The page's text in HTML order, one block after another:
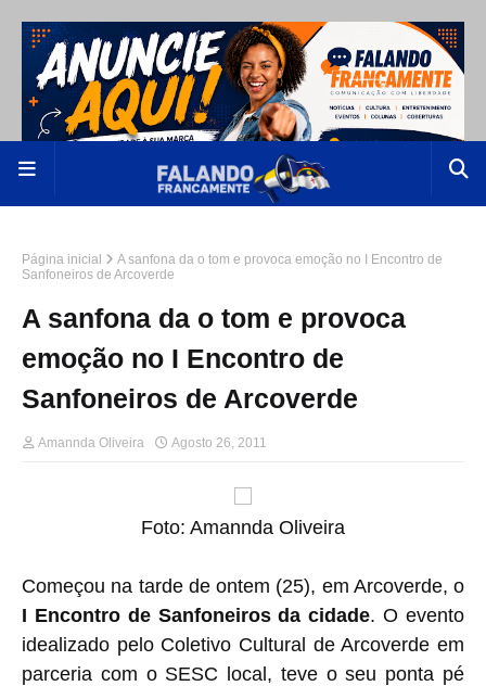
Página inicial
A sanfona da o tom e provoca emoção no I Encontro de
Sanfoneiros de Arcoverde
A sanfona da o tom e provoca
emoção no I Encontro de
Sanfoneiros de Arcoverde
Amannda Oliveira Agosto 26, 2011
Foto: Amannda Oliveira
Começou na tarde de ontem (25), em Arcoverde, o
I Encontro de Sanfoneiros da cidade. O evento
idealizado pelo Coletivo Cultural de Arcoverde em
parceria com o SESC local, teve o seu ponta pé